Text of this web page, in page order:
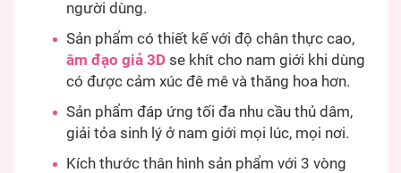
người dùng.
Sản phẩm có thiết kế với độ chân thực cao,
âm đạo giả 3D se khít cho nam giới khi dùng
có được cảm xúc đê mê và thăng hoa hơn.
Sản phẩm đáp ứng tối đa nhu cầu thủ dâm,
giải tỏa sinh lý ở nam giới mọi lúc, mọi nơi.
Kích thước thân hình sản phẩm với 3 vòng